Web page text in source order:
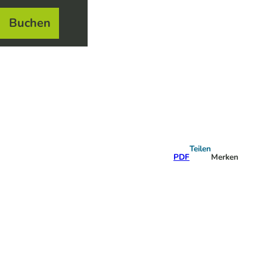
Buchen
PDF
Teilen
Merken